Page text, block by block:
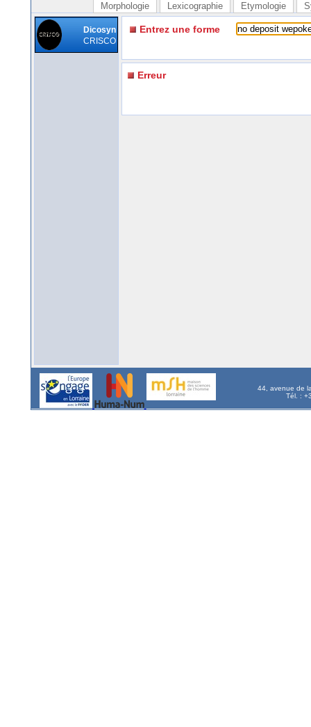
Morphologie Lexicographie Etymologie
Dicosyn
CRISCO
Entrez une forme
Erreur
44, avenue de
Tél. :